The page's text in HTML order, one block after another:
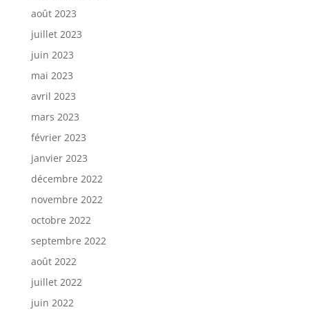
août 2023
juillet 2023
juin 2023
mai 2023
avril 2023
mars 2023
février 2023
janvier 2023
décembre 2022
novembre 2022
octobre 2022
septembre 2022
août 2022
juillet 2022
juin 2022